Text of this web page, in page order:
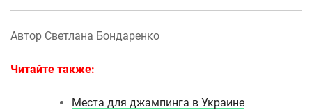
Автор Светлана Бондаренко
Читайте также:
Места для джампинга в Украине